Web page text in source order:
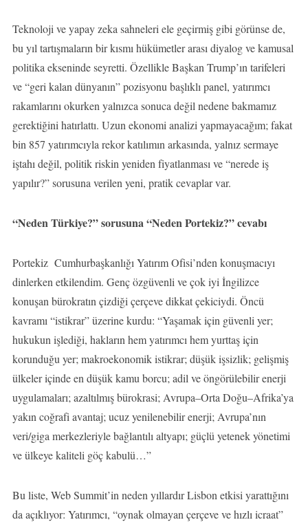
Teknoloji ve yapay zeka sahneleri ele geçirmiş gibi görünse de,
bu yıl tartışmaların bir kısmı hükümetler arası diyalog ve kamusal
politika ekseninde seyretti. Özellikle Başkan Trump’ın tarifeleri
ve “geri kalan dünyanın” pozisyonu başlıklı panel, yatırımcı
rakamlarını okurken yalnızca sonuca değil nedene bakmamız
gerektiğini hatırlattı. Uzun ekonomi analizi yapmayacağım; fakat
bin 857 yatırımcıyla rekor katılımın arkasında, yalnız sermaye
iştahı değil, politik riskin yeniden fiyatlanması ve “nerede iş
yapılır?” sorusuna verilen yeni, pratik cevaplar var.
“Neden Türkiye?” sorusuna “Neden Portekiz?” cevabı
Portekiz Cumhurbaşkanlığı Yatırım Ofisi’nden konuşmacıyı
dinlerken etkilendim. Genç özgüvenli ve çok iyi İngilizce
konuşan bürokratın çizdiği çerçeve dikkat çekiciydi. Öncü
kavramı “istikrar” üzerine kurdu: “Yaşamak için güvenli yer;
hukukun işlediği, hakların hem yatırımcı hem yurttaş için
korunduğu yer; makroekonomik istikrar; düşük işsizlik; gelişmiş
ülkeler içinde en düşük kamu borcu; adil ve öngörülebilir enerji
uygulamaları; azaltılmış bürokrasi; Avrupa–Orta Doğu–Afrika’ya
yakın coğrafi avantaj; ucuz yenilenebilir enerji; Avrupa’nın
veri/giga merkezleriyle bağlantılı altyapı; güçlü yetenek yönetimi
ve ülkeye kaliteli göç kabulü…”
Bu liste, Web Summit’in neden yıllardır Lisbon etkisi yarattığını
da açıklıyor: Yatırımcı, “oynak olmayan çerçeve ve hızlı icraat”